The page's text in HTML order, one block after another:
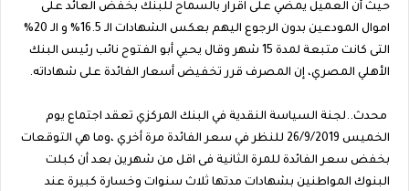
حيث أن العميل يمضي على اقرار بالسماح للبنك بخفض العائد على
اموال المودعين بدون الرجوع اليهم بعكس الشهادات الـ 16.5% و الـ 20%
التى كانت متبعة لمدة 15 شهر وقال يحيي أبو الفتوح نائب رئيس البنك
الأهلي المصري، إن المصرف قرر تخفيض أسعار الفائدة على شهاداته.
محدث..لجنة السياسة النقدية في البنك المركزي تعقد اجتماع يوم
الخميس 26/9/2019 للنظر في سعر الفائدة مرة أخري ،وما هي التوقعات
بخفض سعر الفائدة للمرة الثانية فى اقل من شهرين بعد أن كبلت
البنوك المواطنين بشهادات مدتها ثلاث سنوات وخسارة كبيرة عند